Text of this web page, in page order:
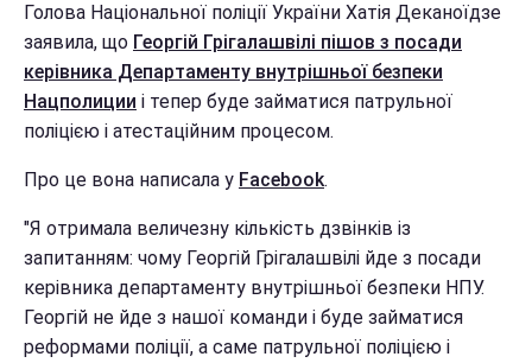
Голова Національної поліції України Хатія Деканоїдзе
заявила, що Георгій Грігалашвілі пішов з посади
керівника Департаменту внутрішньої безпеки
Нацполиции і тепер буде займатися патрульної
поліцією і атестаційним процесом.
Про це вона написала у Facebook.
"Я отримала величезну кількість дзвінків із
запитанням: чому Георгій Грігалашвілі йде з посади
керівника департаменту внутрішньої безпеки НПУ.
Георгій не йде з нашої команди і буде займатися
реформами поліції, а саме патрульної поліцією і